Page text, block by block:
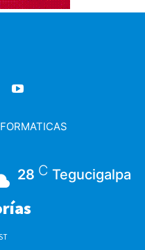
28 C Tegucigalpa